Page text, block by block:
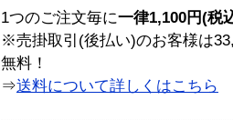
1つのご注文毎に一律1,100円(税
※売掛取引(後払い)のお客様は
無料！
⇒送料について詳しくはこちら